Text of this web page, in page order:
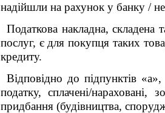
надійшли на рахунок у банку /
Податкова накладна, складена
послуг, є для покупця таких
кредиту.
Відповідно до підпунктів
податку, сплачені/
придбання (будівництва,